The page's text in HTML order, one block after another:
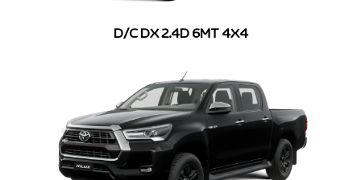
D/C DX 2.4D 6MT 4X4